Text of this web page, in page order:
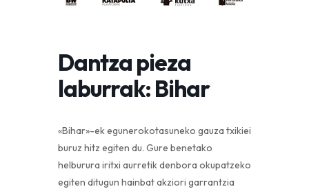
Dantza pieza
laburrak: Bihar
«Bihar»-ek egunerokotasuneko gauza txikiei
buruz hitz egiten du. Gure benetako
helburura iritxi aurretik denbora okupatzeko
egiten ditugun hainbat akziori garrantzia